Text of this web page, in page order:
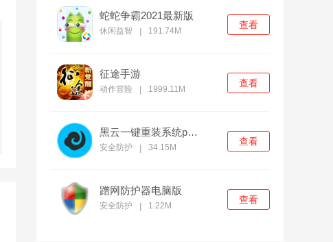
蛇蛇争霸2021最新版
休闲益智 191.74M
查看
征途手游
动作冒险 1999.11M
查看
黑云一键重装系统pc官方版
安全防护 34.15M
查看
蹭网防护器电脑版
安全防护 1.22M
查看